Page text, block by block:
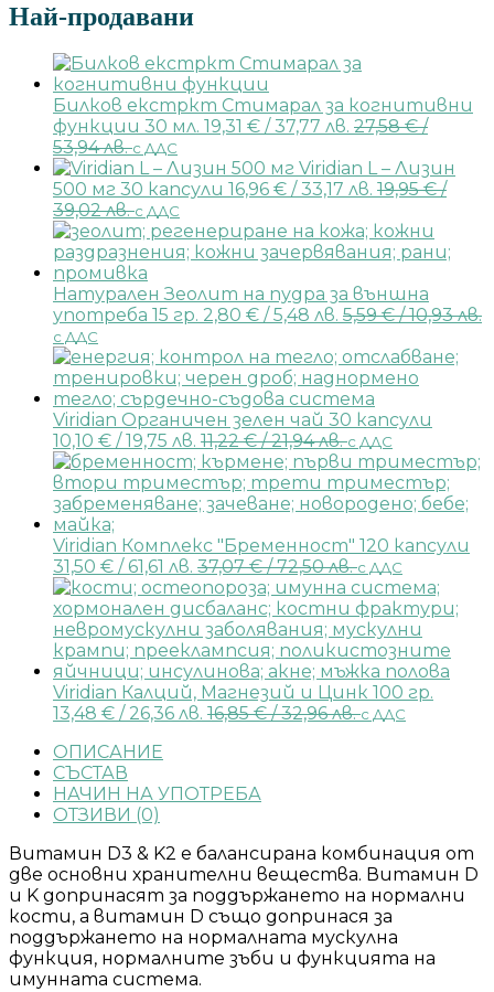
Най-продавани
Билков екстркт Стимарал за когнитивни
функции 30 мл. 19,31 € / 37,77 лв. 27,58€/
53,94 лв.с ДДС
Viridian L – Лизин
500 мг 30 капсули 16,96 € / 33,17 лв. 19,95€/
39,02 лв.с ДДС
Натурален Зеолит на пудра за външна
употреба 15 гр. 2,80 € / 5,48 лв. 5,59€/ 10,93 лв.
с ДДС
Viridian Органичен зелен чай 30 капсули
10,10 € / 19,75 лв. 11,22€/ 21,94 лв.с ДДС
Viridian Комплекс "Бременност" 120 капсули
31,50 € / 61,61 лв. 37,07€/ 72,50 лв.с ДДС
Viridian Калций, Магнезий и Цинк 100 гр.
13,48 € / 26,36 лв. 16,85€/ 32,96 лв.с ДДС
ОПИСАНИЕ
СЪСТАВ
НАЧИН НА УПОТРЕБА
ОТЗИВИ (0)
Витамин D3 & K2 е балансирана комбинация от
две основни хранителни вещества. Витамин D
и K допринасят за поддържането на нормални
кости, а витамин D също допринася за
поддържането на нормалната мускулна
функция, нормалните зъби и функцията на
имунната система.